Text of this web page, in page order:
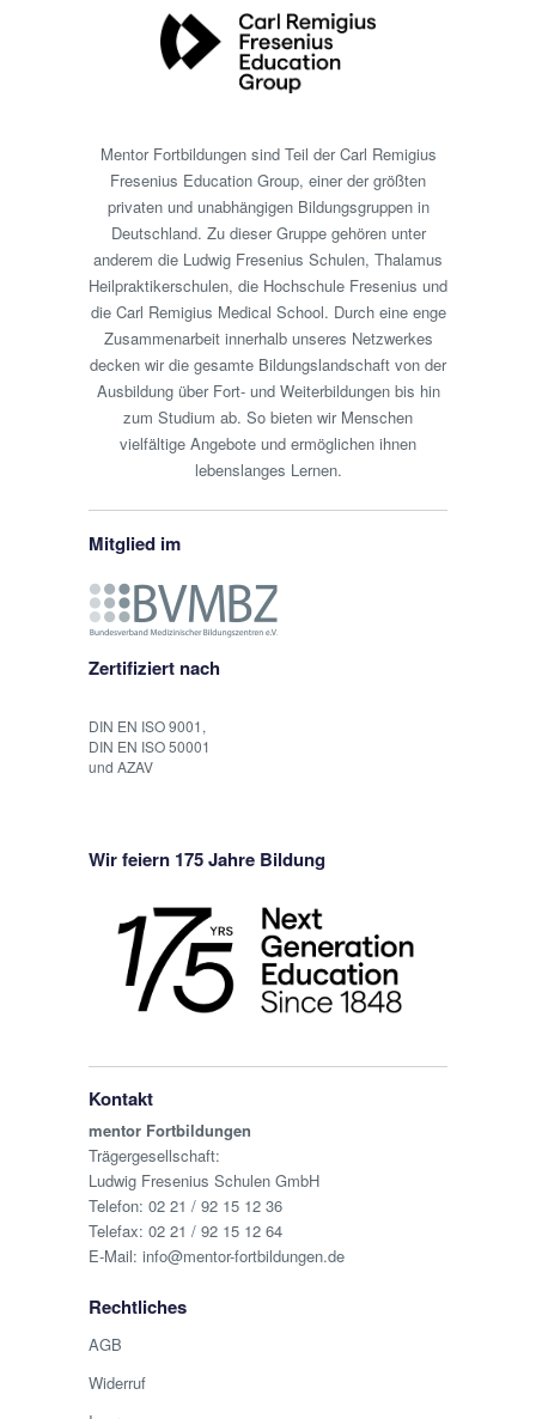
Mentor Fortbildungen sind Teil der Carl Remigius
Fresenius Education Group, einer der größten
privaten und unabhängigen Bildungsgruppen in
Deutschland. Zu dieser Gruppe gehören unter
anderem die Ludwig Fresenius Schulen, Thalamus
Heilpraktikerschulen, die Hochschule Fresenius und
die Carl Remigius Medical School. Durch eine enge
Zusammenarbeit innerhalb unseres Netzwerkes
decken wir die gesamte Bildungslandschaft von der
Ausbildung über Fort- und Weiterbildungen bis hin
zum Studium ab. So bieten wir Menschen
vielfältige Angebote und ermöglichen ihnen
lebenslanges Lernen.
Mitglied im
Zertifiziert nach
DIN EN ISO 9001,
DIN EN ISO 50001
und AZAV
Wir feiern 175 Jahre Bildung
Kontakt
mentor Fortbildungen
Trägergesellschaft:
Ludwig Fresenius Schulen GmbH
Telefon: 02 21 / 92 15 12 36
Telefax: 02 21 / 92 15 12 64
E-Mail: info@mentor-fortbildungen.de
Rechtliches
AGB
Widerruf